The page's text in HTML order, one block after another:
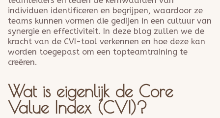
individuen identificeren en begrijpen, waardoor ze
teams kunnen vormen die gedijen in een cultuur van
synergie en effectiviteit. In deze blog zullen we de
kracht van de CVI-tool verkennen en hoe deze kan
worden toegepast om een topteamtraining te
creëren.
Wat is eigenlijk de Core
Value Index (CVI)?